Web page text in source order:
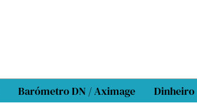
Barómetro DN / Aximage Dinheiro